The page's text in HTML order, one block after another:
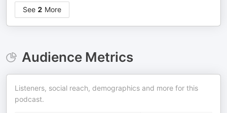
See 2 More
Audience Metrics
Listeners, social reach, demographics and more for this
podcast.